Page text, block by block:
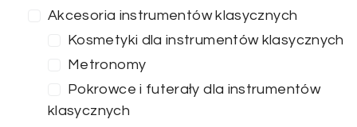
Akcesoria instrumentów klasycznych
Kosmetyki dla instrumentów klasycznych
Metronomy
Pokrowce i futerały dla instrumentów
klasycznych